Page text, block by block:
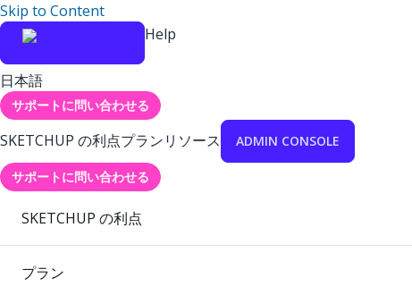
Skip to Content
Help
日本語
サポートに問い合わせる
SKETCHUP の利点プランリソース ADMIN CONSOLE
サポートに問い合わせる
SKETCHUP の利点
プラン